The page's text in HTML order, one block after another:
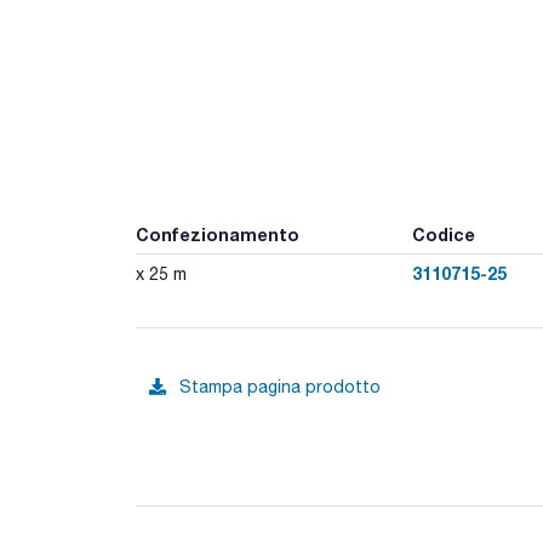
Confezionamento Codice
x 25 m 3110715-25
Stampa pagina prodotto